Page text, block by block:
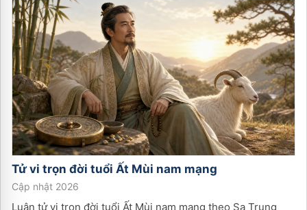
Tử vi trọn đời tuổi Ất Mùi nam mạng
Cập nhật 2026
Luận tử vi trọn đời tuổi Ất Mùi nam mạng theo Sa Trung